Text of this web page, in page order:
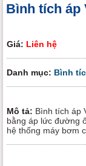
Bình tích áp
Giá: Liên hệ
Danh mục: Bình
Mô tả: Bình tích áp
bằng áp lức đường
hệ thống máy bơm